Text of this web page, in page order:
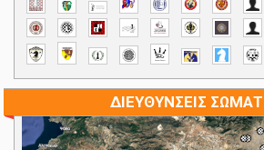
ΔΙΕΥΘΥΝΣΕΙΣ